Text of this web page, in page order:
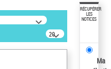
20
résultats/page
RÉCUPÉRER
LES
NOTICES
Ma